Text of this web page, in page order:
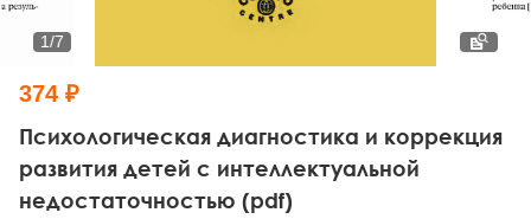
Тревожные расстройства, панические атаки
Другие направления психотерапии
Классический, эриксоновский гипноз и НЛП
Психология труда и эргономика
Социальная психология
Социальная и организационная психология
Классический и юнгианский психоанализ
Психологическая диагностика и коррекция
развития детей с интеллектуальной
недостаточностью (pdf)
1/7
374 ₽